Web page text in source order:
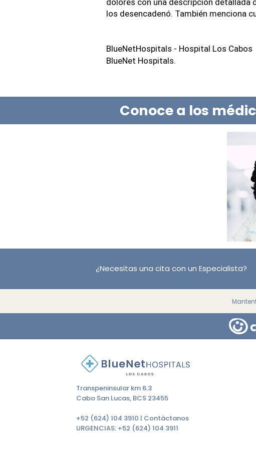
dolores con una descripción detallada
los desencadenó. También menciona
BlueNetHospitals - Hospital Los Cabos
BlueNet Hospitals.
Conoce a los
¿Necesitas una cita con un Especialista?
Transpeninsular km 6.3
Cabo San Lucas, BCS 23455
+52 (624) 104 3910 | Contáctanos
URGENCIAS: +52 (624) 104 3911